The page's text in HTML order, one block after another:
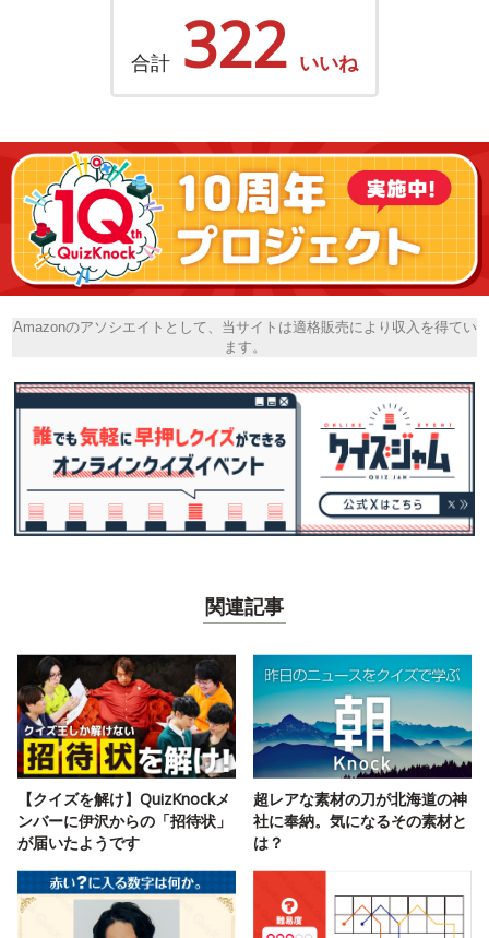
合計 322 いいね
Amazonのアソシエイトとして、当サイトは適格販売により収入を得てい
ます。
関連記事
【クイズを解け】QuizKnockメ
ンバーに伊沢からの「招待状」
が届いたようです
超レアな素材の刀が北海道の神
社に奉納。気になるその素材と
は？